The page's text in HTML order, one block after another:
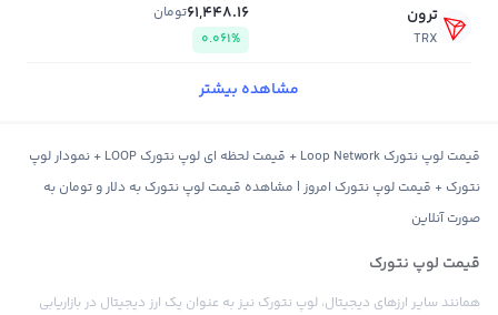
ترون
TRX
61,448.16تومان
0.061%
مشاهده بیشتر
قیمت لوپ نتورک Loop Network + قیمت لحظه ای لوپ نتورک LOOP + نمودار لوپ
نتورک + قیمت لوپ نتورک امروز | مشاهده قیمت لوپ نتورک به دلار و تومان به
صورت آنلاین
قیمت لوپ نتورک
همانند سایر ارزهای دیجیتال، لوپ نتورک نیز به عنوان یک ارز دیجیتال در بازاریابی